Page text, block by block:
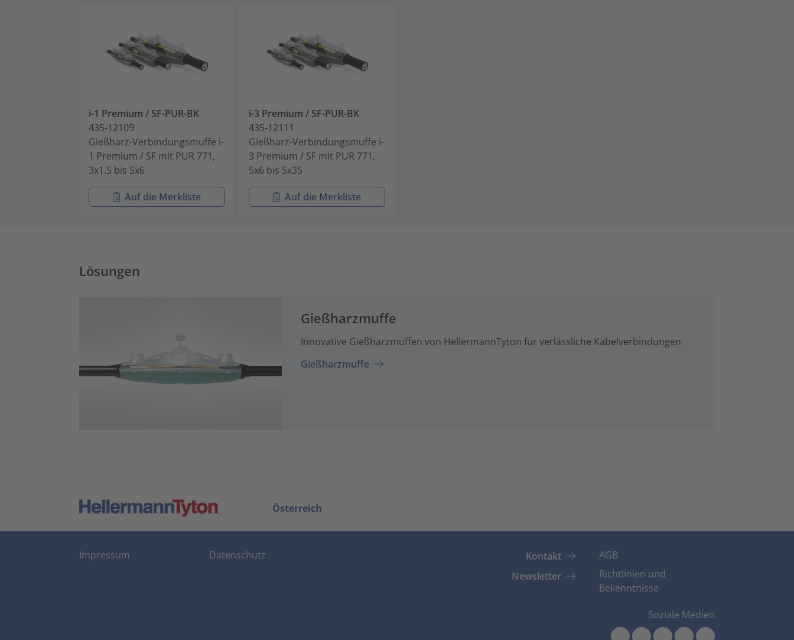
i-1 Premium / SF-PUR-BK
435-12109
Gießharz-Verbindungsmuffe i-
1 Premium / SF mit PUR 771,
3x1.5 bis 5x6
Auf die Merkliste
i-3 Premium / SF-PUR-BK
435-12111
Gießharz-Verbindungsmuffe i-
3 Premium / SF mit PUR 771,
5x6 bis 5x35
Auf die Merkliste
Lösungen
Gießharzmuffe
Innovative Gießharzmuffen von HellermannTyton für verlässliche Kabelverbindungen
Gießharzmuffe
Österreich
Impressum Datenschutz
Kontakt
Newsletter
AGB
Richtlinien und
Bekenntnisse
Soziale Medien